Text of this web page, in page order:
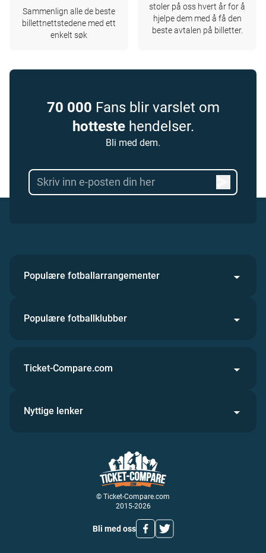
Sammenlign alle de beste
billettnettstedene med ett
enkelt søk
stoler på oss hvert år for å
hjelpe dem med å få den
beste avtalen på billetter.
70 000 Fans blir varslet om
hottestehendelser.
Bli med dem.
Populære fotballarrangementer
Populære fotballklubber
© Ticket-Compare.com
2015-2026
Bli med oss
Ticket-Compare.com
Nyttige lenker